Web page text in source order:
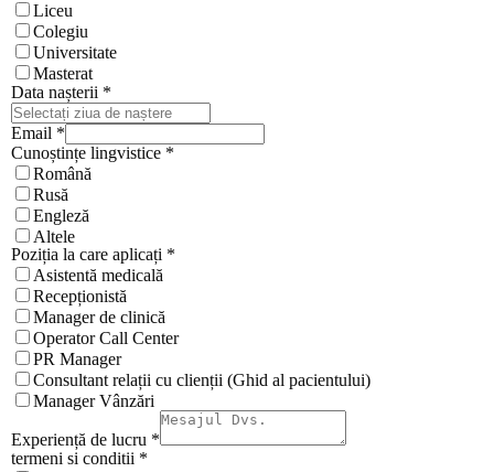
Liceu
Colegiu
Universitate
Masterat
Data nașterii *
Email *
Cunoștințe lingvistice *
Română
Rusă
Engleză
Altele
Poziția la care aplicați *
Asistentă medicală
Recepționistă
Manager de clinică
Operator Call Center
PR Manager
Consultant relații cu clienții (Ghid al pacientului)
Manager Vânzări
Experiență de lucru *
termeni si conditii *